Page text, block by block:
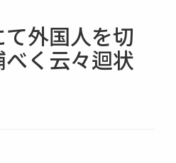
外国人を切
く云々迴状